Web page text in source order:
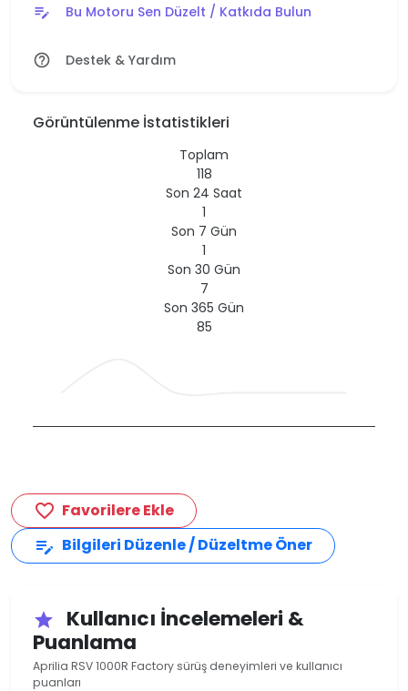
edit_note Bu Motoru Sen Düzelt / Katkıda Bulun
help_outline Destek & Yardım
Görüntülenme İstatistikleri
Toplam
118
Son 24 Saat
1
Son 7 Gün
1
Son 30 Gün
7
Son 365 Gün
85
favorite_border Favorilere Ekle
edit_note Bilgileri Düzenle / Düzeltme Öner
star
Kullanıcı İncelemeleri &
Puanlama
Aprilia RSV 1000R Factory sürüş deneyimleri ve kullanıcı
puanları